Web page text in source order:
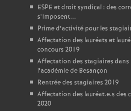
a
n
T
ESPE et droit syndical : des
s’imposent...
Prime d’activité pour les
Affectation des lauréats et
concours 2019
Affectation des stagiaires dans
l’académie de Besançon
Rentrée des stagiaires 2019
Affectation des lauréat.e.s des
2020